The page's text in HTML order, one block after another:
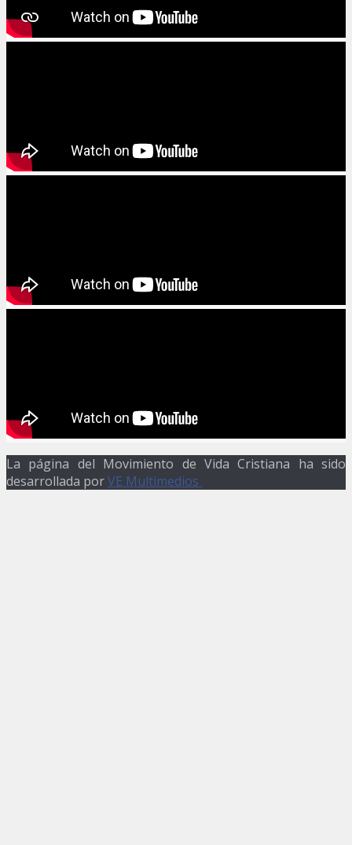
La página del Movimiento de Vida Cristiana ha sido
desarrollada porVE Multimedios